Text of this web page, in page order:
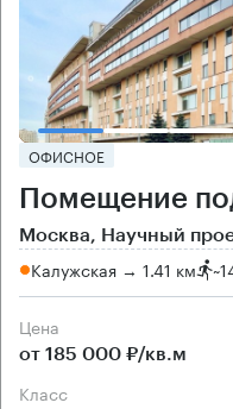
ОФИСНОЕ
Помещение
Москва, Научный
Калужская → 1.41 км ~
Цена
от 185 000 ₽/кв.м
класс